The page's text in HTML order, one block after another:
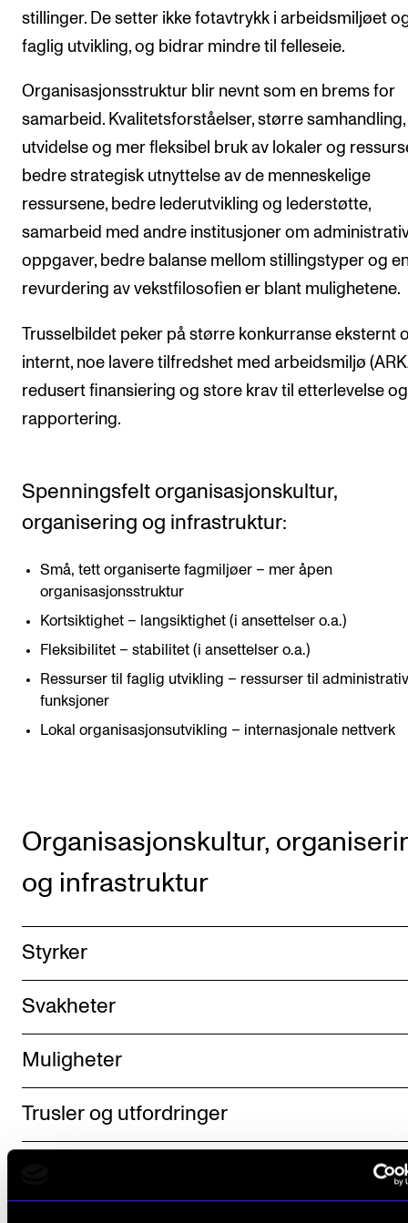
stillinger. De setter ikke fotavtrykk i arbeidsmiljøet
faglig utvikling, og bidrar mindre til felleseie.
Organisasjonsstruktur blir nevnt som en brems for
samarbeid. Kvalitetsforståelser, større samhandling,
utvidelse og mer fleksibel bruk av lokaler og
bedre strategisk utnyttelse av de menneskelige
ressursene, bedre lederutvikling og lederstøtte,
samarbeid med andre institusjoner om
oppgaver, bedre balanse mellom stillingstyper og
revurdering av vekstfilosofien er blant mulighetene.
Trusselbildet peker på større konkurranse eksternt
internt, noe lavere tilfredshet med arbeidsmiljø
redusert finansiering og store krav til etterlevelse og
rapportering.
Spenningsfelt organisasjonskultur,
organisering og infrastruktur:
Små, tett organiserte fagmiljøer – mer åpen
organisasjonsstruktur
Kortsiktighet – langsiktighet (i ansettelser o.a.)
Fleksibilitet – stabilitet (i ansettelser o.a.)
Ressurser til faglig utvikling – ressurser til
funksjoner
Lokal organisasjonsutvikling – internasjonale nettverk
Organisasjonskultur,
og infrastruktur
Styrker
Svakheter
Muligheter
Trusler og utfordringer